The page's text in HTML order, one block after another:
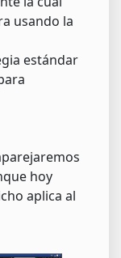
usando la
estándar
hoy
aplica al